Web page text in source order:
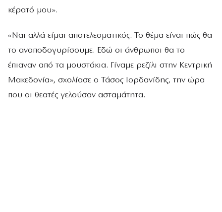
κέρατό μου».
«Ναι αλλά είμαι αποτελεσματικός. Το θέμα είναι πώς θα
το αναποδογυρίσουμε. Εδώ οι άνθρωποι θα το
έπιαναν από τα μουστάκια. Γίναμε ρεζίλι στην Κεντρική
Μακεδονία», σχολίασε ο Τάσος Ιορδανίδης, την ώρα
που οι θεατές γελούσαν ασταμάτητα.